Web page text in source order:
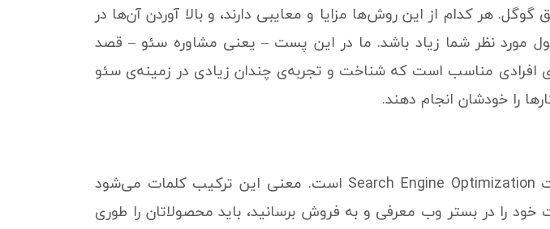
هر کدام از این روش‌ها مزایا و معایبی دارند، و بالا آوردن آن‌ها در
نظر شما زیاد باشد. ما در این پست – یعنی مشاوره سئو – قصد
افرادی مناسب است که شناخت و تجربه‌ی چندان زیادی در زمینه‌ی سئو
را خودشان انجام دهند.
سئو این روزها به یک مهارت مهم تبدیل شده است. SEO مخفف کلمات Search Engine Optimization است. معنی این ترکیب کلمات می‌شود
را در بستر وب معرفی و به فروش برسانید، باید محصولاتان را طوری